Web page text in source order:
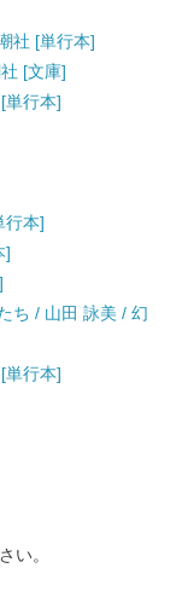
社 [単行本]
[文庫]
単行本]
行本]
]
ち / 山田 詠美 / 幻
単行本]
い。